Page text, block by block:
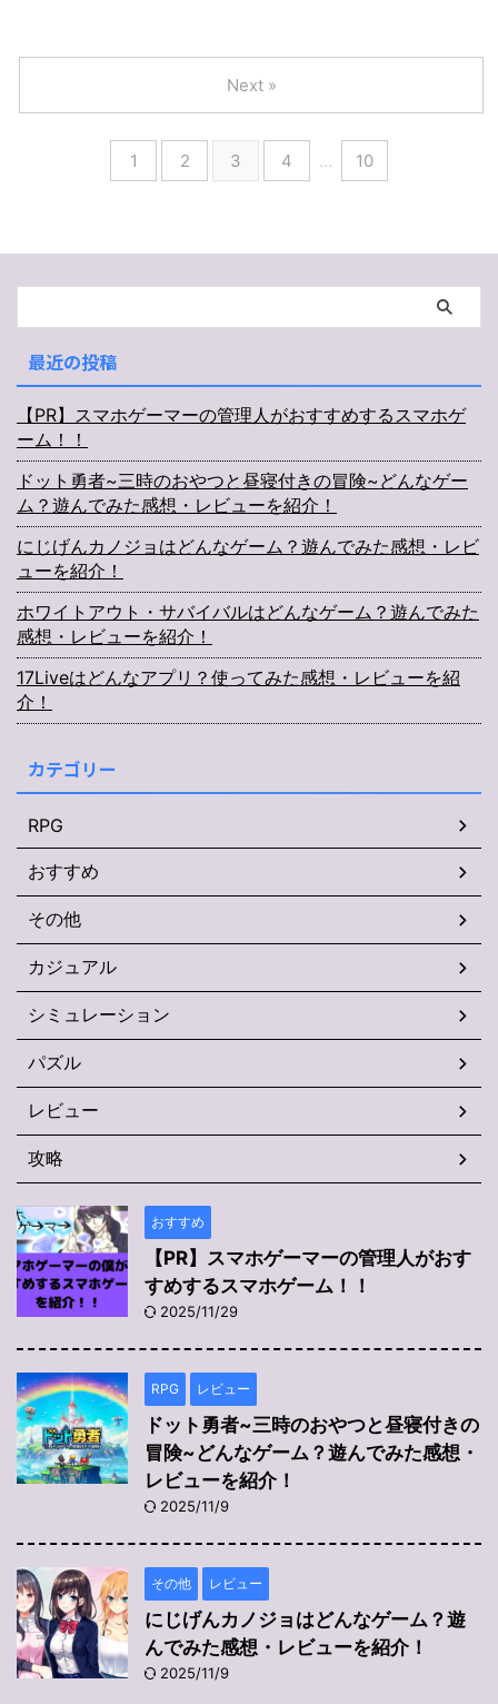
1 2 3 4 … 10
Next »
最近の投稿
【PR】スマホゲーマーの管理人がおすすめするスマホゲ
ーム！！
ドット勇者~三時のおやつと昼寝付きの冒険~どんなゲー
ム？遊んでみた感想・レビューを紹介！
にじげんカノジョはどんなゲーム？遊んでみた感想・レビ
ューを紹介！
ホワイトアウト・サバイバルはどんなゲーム？遊んでみた
感想・レビューを紹介！
17Liveはどんなアプリ？使ってみた感想・レビューを紹
介！
カテゴリー
RPG
おすすめ
その他
カジュアル
シミュレーション
パズル
レビュー
攻略
おすすめ
【PR】スマホゲーマーの管理人がおす
すめするスマホゲーム！！
2025/11/29
RPG レビュー
ドット勇者~三時のおやつと昼寝付きの
冒険~どんなゲーム？遊んでみた感想・
レビューを紹介！
2025/11/9
その他 レビュー
にじげんカノジョはどんなゲーム？遊
んでみた感想・レビューを紹介！
2025/11/9